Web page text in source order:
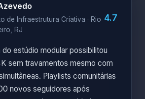
de Infraestrutura Criativa · Rio
RJ
4.7
do estúdio modular possibilitou
sem travamentos mesmo com
Playlists comunitárias
novos seguidores após